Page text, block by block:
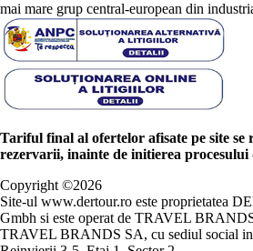
mai mare grup central-european din
Tariful final al ofertelor afisate pe site se
rezervarii, inainte de initierea procesului
Copyright ©2026
Site-ul www.dertour.ro este proprietatea
Gmbh si este operat de TRAVEL
TRAVEL BRANDS SA, cu sediul social in